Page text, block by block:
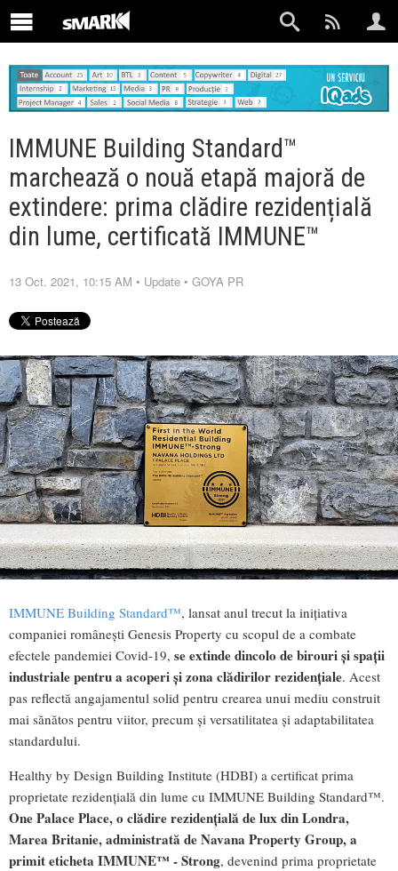
IMMUNE Building Standard™
marchează o nouă etapă majoră de
extindere: prima clădire rezidențială
din lume, certificată IMMUNE™
13 Oct. 2021, 10:15 AM • Update • GOYA PR
IMMUNE Building Standard™, lansat anul trecut la inițiativa
companiei românești Genesis Property cu scopul de a combate
efectele pandemiei Covid-19, se extinde dincolo de birouri și spații
industriale pentru a acoperi și zona clădirilor rezidențiale. Acest
pas reflectă angajamentul solid pentru crearea unui mediu construit
mai sănătos pentru viitor, precum și versatilitatea și adaptabilitatea
standardului.
Healthy by Design Building Institute (HDBI) a certificat prima
proprietate rezidențială din lume cu IMMUNE Building Standard™.
One Palace Place, o clădire rezidențială de lux din Londra,
Marea Britanie, administrată de Navana Property Group, a
primit eticheta IMMUNE™ - Strong, devenind prima proprietate